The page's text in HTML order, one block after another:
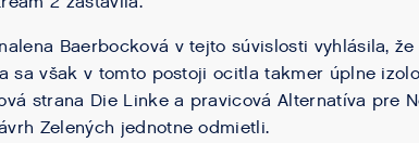
Baerbocková v tejto súvislosti vyhlásila,
sa však v tomto postoji ocitla takmer úplne
strana Die Linke a pravicová Alternatíva pre
Zelených jednotne odmietli.